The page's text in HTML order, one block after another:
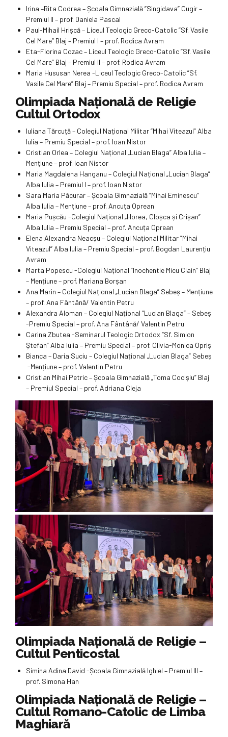
Irina –Rita Codrea – Școala Gimnazială ”Singidava” Cugir –
Premiul II – prof. Daniela Pascal
Paul-Mihail Hrișcă – Liceul Teologic Greco-Catolic ”Sf. Vasile
Cel Mare” Blaj – Premiul I – prof. Rodica Avram
Eta-Florina Cozac – Liceul Teologic Greco-Catolic ”Sf. Vasile
Cel Mare” Blaj – Premiul II – prof. Rodica Avram
Maria Hususan Nerea -Liceul Teologic Greco-Catolic ”Sf.
Vasile Cel Mare” Blaj – Premiu Special – prof. Rodica Avram
Olimpiada Națională de Religie
Cultul Ortodox
Iuliana Tărcuță – Colegiul Național Militar ”Mihai Viteazul” Alba
Iulia – Premiu Special – prof. Ioan Nistor
Cristian Orlea – Colegiul Național „Lucian Blaga” Alba Iulia –
Mențiune – prof. Ioan Nistor
Maria Magdalena Hanganu – Colegiul Național „Lucian Blaga”
Alba Iulia – Premiul I – prof. Ioan Nistor
Sara Maria Păcurar – Școala Gimnazială ”Mihai Eminescu”
Alba Iulia – Mențiune – prof. Ancuța Oprean
Maria Pușcău -Colegiul Național „Horea, Cloșca și Crișan”
Alba Iulia – Premiu Special – prof. Ancuța Oprean
Elena Alexandra Neacșu – Colegiul Național Militar ”Mihai
Viteazul” Alba Iulia – Premiu Special – prof. Bogdan Laurențiu
Avram
Marta Popescu -Colegiul Național ”Inochentie Micu Clain” Blaj
– Mențiune – prof. Mariana Borșan
Ana Marin – Colegiul Național „Lucian Blaga” Sebeș – Mențiune
– prof. Ana Fântână/ Valentin Petru
Alexandra Aloman – Colegiul Național ”Lucian Blaga” – Sebeș
-Premiu Special – prof. Ana Fântână/ Valentin Petru
Carina Zbutea -Seminarul Teologic Ortodox ”Sf. Simion
Ștefan” Alba Iulia – Premiu Special – prof. Olivia-Monica Opriș
Bianca – Daria Suciu – Colegiul Național „Lucian Blaga” Sebeș
-Mențiune – prof. Valentin Petru
Cristian Mihai Petric – Școala Gimnazială „Toma Cocișiu” Blaj
– Premiul Special – prof. Adriana Cleja
Olimpiada Naţională de Religie –
Cultul Penticostal
Simina Adina David -Școala Gimnazială Ighiel – Premiul III –
prof. Simona Han
Olimpiada Naţională de Religie –
Cultul Romano-Catolic de Limba
Maghiară